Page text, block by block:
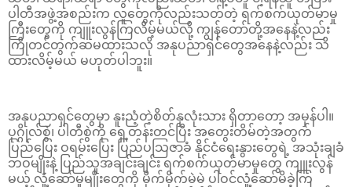
ပါတီအဖွဲ့အစည်းက လူတွေကိုလည်းသတ်တဲ့ ရက်စက်ယုတ်မာမှု
ကြီးတွေကို ကျူးလွန်ကြလိမ့်မယ်လို့ ကျွန်တော်တို့အနေနဲ့လည်း
ကြိုတင်တွက်ဆမထားသလို အနုပညာရှင်တွေအနေနဲ့လည်း သိ
ထားလိမ့်မယ် မဟုတ်ပါဘူး။
အနုပညာရှင်တွေမှာ နူးညံ့တဲ့စိတ်နှလုံးသား ရှိတာတော့ အမှန်ပါ။
ပုဂ္ဂိုလ်စွဲ၊ ပါတီစွဲကို ရှေ့တန်းတင်ပြီး အတွေးတိမ်တဲ့အတွက်
ပြည်ပြေး ဝရမ်းပြေး ပြည်ပသြဇာခံ နိုင်ငံရေးနွားတွေရဲ့ အသုံးချခံ
ဘဝမျိုးနဲ့ ပြည်သူအချင်းချင်း ရက်စက်ယုတ်မာမှုတွေ ကျူးလွန်
မယ့် လှုံ့ဆော်မှုမျိုးတွေကို မိုက်မိုက်မဲမဲ ပါဝင်လှုံ့ဆော်မိခဲ့ကြ